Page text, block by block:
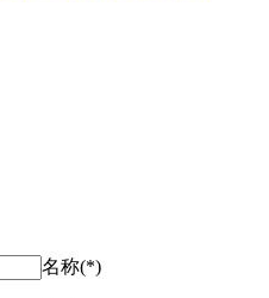
名称(*)